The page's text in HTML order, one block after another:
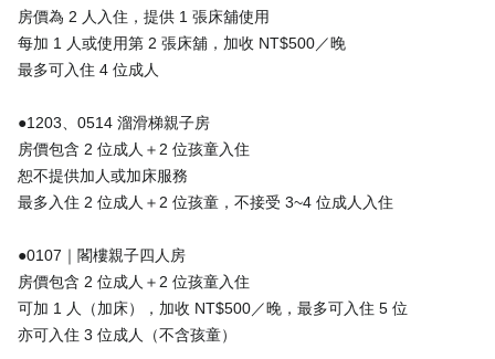
房價為 2 人入住，提供 1 張床舖使用
每加 1 人或使用第 2 張床舖，加收 NT$500／晚
最多可入住 4 位成人
●1203、0514 溜滑梯親子房
房價包含 2 位成人＋2 位孩童入住
恕不提供加人或加床服務
最多入住 2 位成人＋2 位孩童，不接受 3~4 位成人入住
●0107｜閣樓親子四人房
房價包含 2 位成人＋2 位孩童入住
可加 1 人（加床），加收 NT$500／晚，最多可入住 5 位